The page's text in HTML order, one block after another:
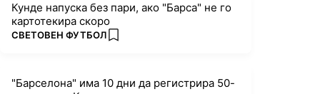
Кунде напуска без пари, ако "Барса" не го
картотекира скоро
ПОВЕЧЕ ОТ
СВЕТОВЕН ФУТБОЛ add favorites
"Барселона" има 10 дни да регистрира 50-